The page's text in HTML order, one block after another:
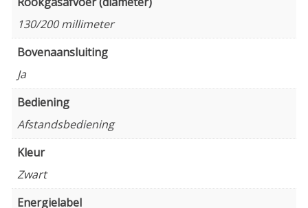
130/200 millimeter
Bovenaansluiting
Ja
Bediening
Afstandsbediening
Kleur
Zwart
Energielabel